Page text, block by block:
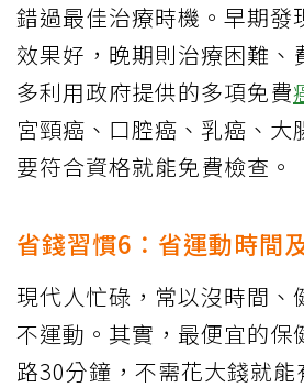
錯過最佳治療時機。早期發
效果好，晚期則治療困難、
多利用政府提供的多項免費
宮頸癌、口腔癌、乳癌、大
要符合資格就能免費檢查。
省錢習慣6：省運動時間
現代人忙碌，常以沒時間、
不運動。其實，最便宜的保
路30分鐘，不需花大錢就能